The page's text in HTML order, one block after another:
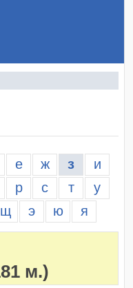
е ж з
и
р с т
у
щ э ю я
м.)